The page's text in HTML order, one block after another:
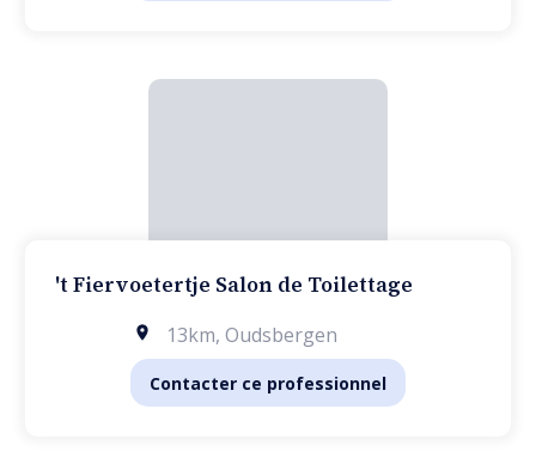
't Fiervoetertje Salon de Toilettage
13km, Oudsbergen
Contacter ce professionnel